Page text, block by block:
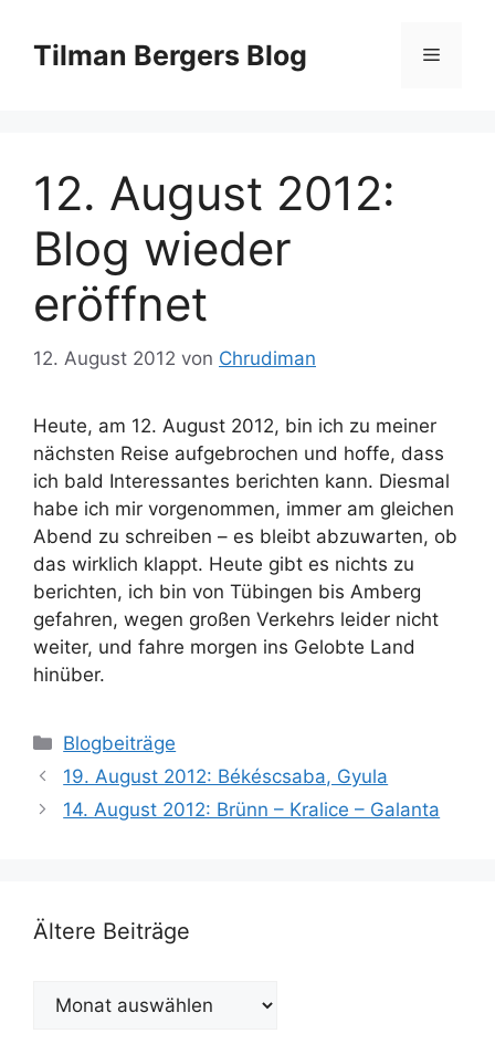
Inhalt
springen
Tilman Bergers Blog Menü
12. August 2012:
Blog wieder
eröffnet
12. August 2012 von Chrudiman
Heute, am 12. August 2012, bin ich zu meiner
nächsten Reise aufgebrochen und hoffe, dass
ich bald Interessantes berichten kann. Diesmal
habe ich mir vorgenommen, immer am gleichen
Abend zu schreiben – es bleibt abzuwarten, ob
das wirklich klappt. Heute gibt es nichts zu
berichten, ich bin von Tübingen bis Amberg
gefahren, wegen großen Verkehrs leider nicht
weiter, und fahre morgen ins Gelobte Land
hinüber.
Kategorien
Blogbeiträge
19. August 2012: Békéscsaba, Gyula
14. August 2012: Brünn – Kralice – Galanta
Ältere Beiträge
Ältere
Beiträge